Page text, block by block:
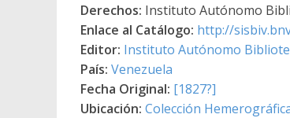
Derechos: Instituto Autónomo
Enlace al Catálogo: http://
Editor: Instituto Autónomo
País: Venezuela
Fecha Original: [1827?]
Ubicación: Colección